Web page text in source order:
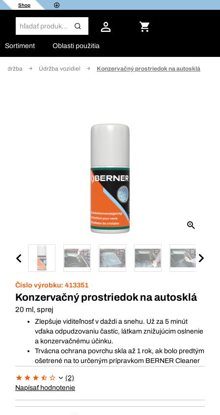
Shop
Sortiment Oblasti použitia
údržba Údržba vozidiel Konzervačný prostriedok na autosklá
Číslo výrobku: 413351
Konzervačný prostriedok na autosklá
20 ml, sprej
Zlepšuje viditeľnosť v daždi a snehu. Už za 5 minút
vďaka odpudzovaniu častíc, látkam znižujúcim oslnenie
a konzervačnému účinku.
Trvácna ochrana povrchu skla až 1 rok, ak bolo predtým
ošetrené na to určeným prípravkom BERNER Cleaner
(2)
Napísať hodnotenie